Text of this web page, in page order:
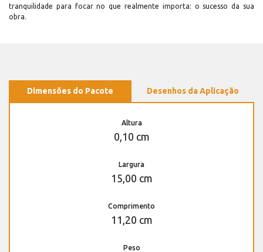
tranquilidade para focar no que realmente importa: o sucesso da sua
obra.
Dimensões do Pacote Desenhos da Aplicação
Altura
0,10 cm
Largura
15,00 cm
Comprimento
11,20 cm
Peso